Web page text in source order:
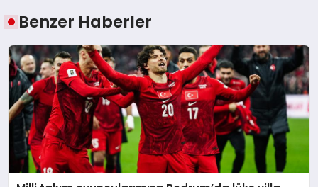
Benzer Haberler